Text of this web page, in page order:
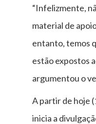
“Infelizmente,
material de
entanto, temos
estão expostos
argumentou o
A partir de hoje
inicia a